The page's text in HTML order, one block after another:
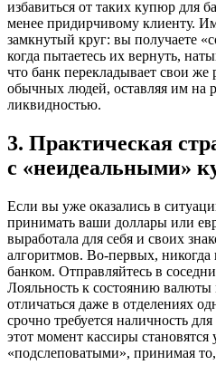
избавиться от таких купюр для
менее придирчивому клиенту.
замкнутый круг: вы получаете
когда пытаетесь их вернуть,
что банк перекладывает свои
обычных людей, оставляя им на
ликвидностью.
3. Практическая
с «неидеальными»
Если вы уже оказались в
принимать ваши доллары или
выработала для себя и своих
алгоритмов. Во-первых, никогда
банком. Отправляйтесь в
Лояльность к состоянию
отличаться даже в отделениях
срочно требуется наличность
этот момент кассиры становятся
«подслеповатыми», принимая то,